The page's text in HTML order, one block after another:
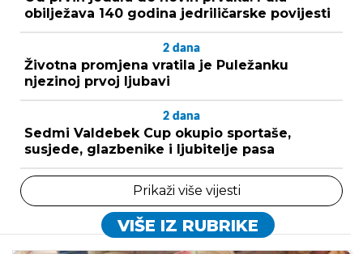
obilježava 140 godina jedriličarske povijesti
2 dana
Životna promjena vratila je Puležanku
njezinoj prvoj ljubavi
2 dana
Sedmi Valdebek Cup okupio sportaše,
susjede, glazbenike i ljubitelje pasa
Prikaži više vijesti
VIŠE IZ RUBRIKE